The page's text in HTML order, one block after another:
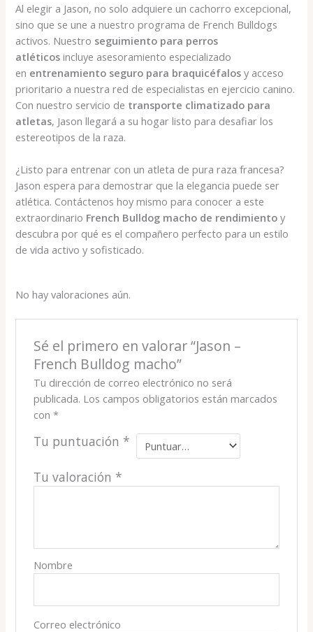
Al elegir a Jason, no solo adquiere un cachorro excepcional,
sino que se une a nuestro programa de French Bulldogs
activos. Nuestro seguimiento para perros
atléticos incluye asesoramiento especializado
en entrenamiento seguro para braquicéfalos y acceso
prioritario a nuestra red de especialistas en ejercicio canino.
Con nuestro servicio de transporte climatizado para
atletas, Jason llegará a su hogar listo para desafiar los
estereotipos de la raza.
¿Listo para entrenar con un atleta de pura raza francesa?
Jason espera para demostrar que la elegancia puede ser
atlética. Contáctenos hoy mismo para conocer a este
extraordinario French Bulldog macho de rendimiento y
descubra por qué es el compañero perfecto para un estilo
de vida activo y sofisticado.
No hay valoraciones aún.
Sé el primero en valorar “Jason –
French Bulldog macho”
Tu dirección de correo electrónico no será
publicada. Los campos obligatorios están marcados
con *
Tu puntuación *
Tu valoración *
Nombre
Correo electrónico